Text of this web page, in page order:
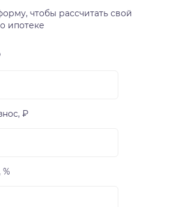
и комфорт, то это
чтобы рассчитать свой
ипотеке
₽